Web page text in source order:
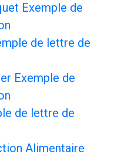
Exemple de
de lettre de
Exemple de
de lettre de
Alimentaire